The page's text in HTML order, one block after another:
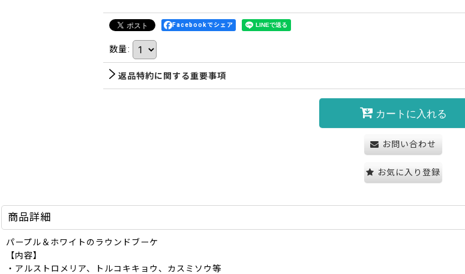
Facebookでシェア
数量:
返品特約に関する重要事項
カートに入れる
お問い合わせ
お気に入り登録
商品詳細
パープル＆ホワイトのラウンドブーケ
【内容】
・アルストロメリア、トルコキキョウ、カスミソウ等